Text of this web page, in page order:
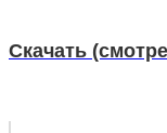
Скачать